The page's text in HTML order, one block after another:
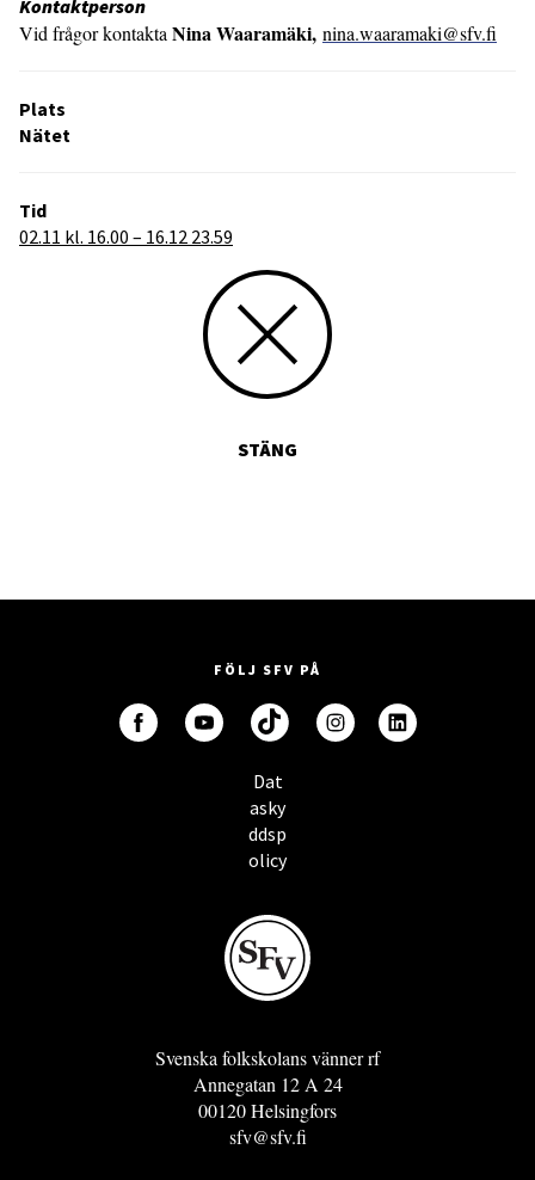
Kontaktperson
Vid frågor kontakta Nina Waaramäki, nina.waaramaki@sfv.fi
Plats
Nätet
Tid
02.11 kl. 16.00 – 16.12 23.59
STÄNG
FÖLJ SFV PÅ
Dat
asky
ddsp
olicy
Svenska folkskolans vänner rf
Annegatan 12 A 24
00120 Helsingfors
sfv@sfv.fi